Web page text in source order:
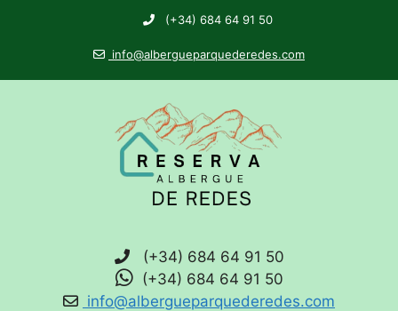
(+34) 684 64 91 50
info@albergueparquederedes.com
(+34) 684 64 91 50
(+34) 684 64 91 50
info@albergueparquederedes.com